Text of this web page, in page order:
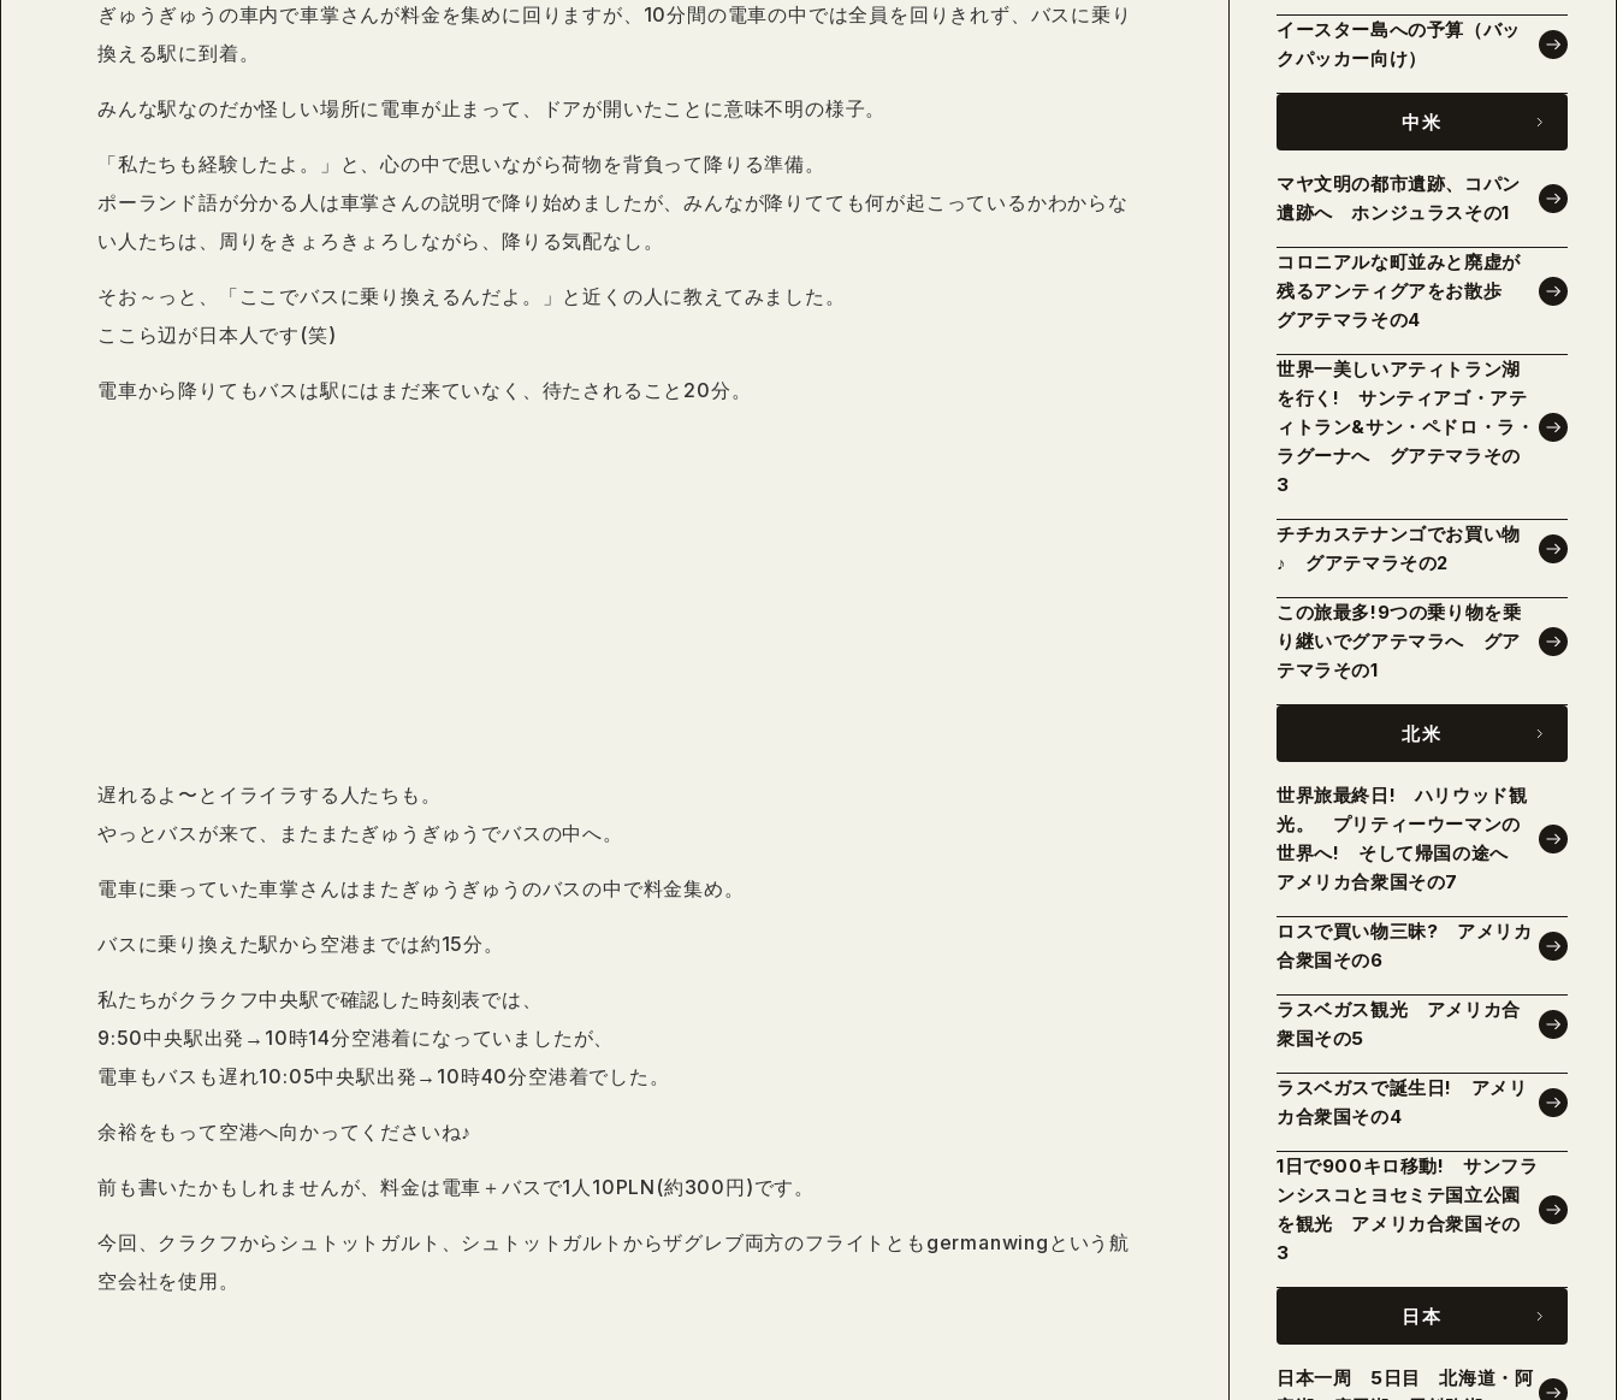
ぎゅうぎゅうの車内で車掌さんが料金を集めに回りますが、10分間の電車の中では全員を回りきれず、バスに乗り
換える駅に到着。
みんな駅なのだか怪しい場所に電車が止まって、ドアが開いたことに意味不明の様子。
「私たちも経験したよ。」と、心の中で思いながら荷物を背負って降りる準備。
ポーランド語が分かる人は車掌さんの説明で降り始めましたが、みんなが降りてても何が起こっているかわからな
い人たちは、周りをきょろきょろしながら、降りる気配なし。
そお～っと、「ここでバスに乗り換えるんだよ。」と近くの人に教えてみました。
ここら辺が日本人です(笑)
電車から降りてもバスは駅にはまだ来ていなく、待たされること20分。
遅れるよ〜とイライラする人たちも。
やっとバスが来て、またまたぎゅうぎゅうでバスの中へ。
電車に乗っていた車掌さんはまたぎゅうぎゅうのバスの中で料金集め。
バスに乗り換えた駅から空港までは約15分。
私たちがクラクフ中央駅で確認した時刻表では、
9:50中央駅出発→10時14分空港着になっていましたが、
電車もバスも遅れ10:05中央駅出発→10時40分空港着でした。
余裕をもって空港へ向かってくださいね♪
前も書いたかもしれませんが、料金は電車＋バスで1人10PLN(約300円)です。
今回、クラクフからシュトットガルト、シュトットガルトからザグレブ両方のフライトともgermanwingという航
空会社を使用。
イースター島への予算（バッ
クパッカー向け）
中米
マヤ文明の都市遺跡、コパン
遺跡へ ホンジュラスその1
コロニアルな町並みと廃虚が
残るアンティグアをお散歩
グアテマラその4
世界一美しいアティトラン湖
を行く! サンティアゴ・アテ
ィトラン&サン・ペドロ・ラ・
ラグーナへ グアテマラその
3
チチカステナンゴでお買い物
♪ グアテマラその2
この旅最多!9つの乗り物を乗
り継いでグアテマラへ グア
テマラその1
北米
世界旅最終日! ハリウッド観
光。 プリティーウーマンの
世界へ! そして帰国の途へ
アメリカ合衆国その7
ロスで買い物三昧? アメリカ
合衆国その6
ラスベガス観光 アメリカ合
衆国その5
ラスベガスで誕生日! アメリ
カ合衆国その4
1日で900キロ移動! サンフラ
ンシスコとヨセミテ国立公園
を観光 アメリカ合衆国その
3
日本
日本一周 5日目 北海道・阿